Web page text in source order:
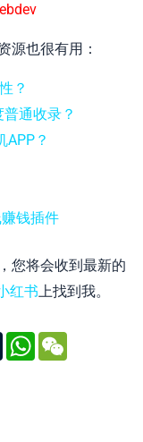
源也很有用：
？
通收录？
APP？
钱插件
，您将会收到最新的
红书上找到我。
Tumblr